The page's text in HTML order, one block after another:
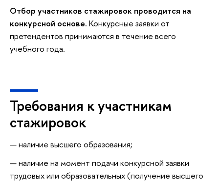
Отбор участников стажировок проводится на
конкурсной основе. Конкурсные заявки от
претендентов принимаются в течение всего
учебного года.
Требования к участникам
стажировок
наличие высшего образования;
наличие на момент подачи конкурсной заявки
трудовых или образовательных (получение высшего